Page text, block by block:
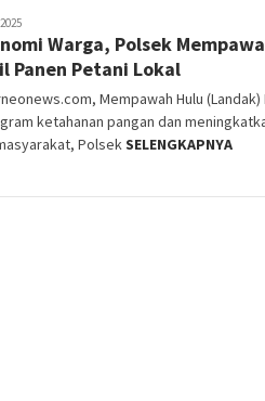
Warga, Polsek
Panen Petani Lokal
Mempawah Hulu (Landak)
ketahanan pangan dan
PolsekSELENGKAPNYA